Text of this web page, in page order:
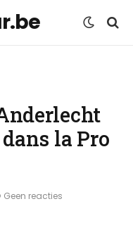
la Pro
Geen reacties